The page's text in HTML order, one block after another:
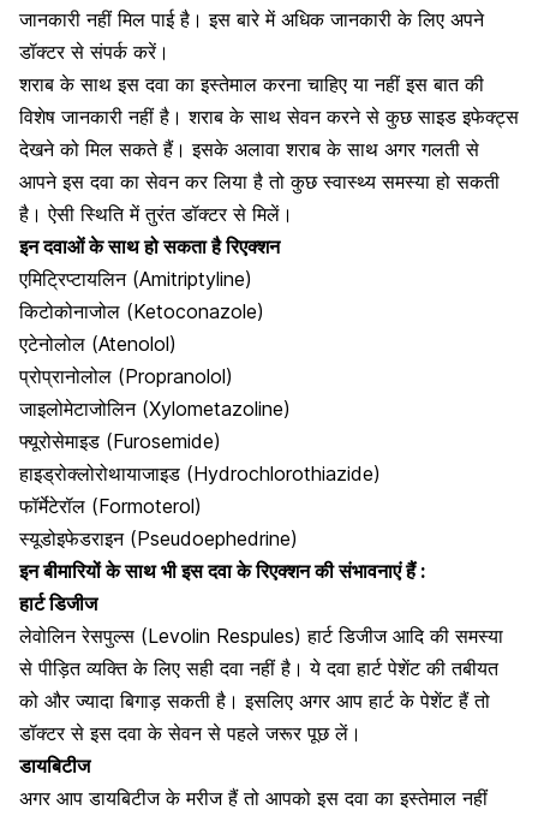
जानकारी नहीं मिल पाई है। इस बारे में अधिक जानकारी के लिए अपने
डॉक्टर से संपर्क करें।
शराब के साथ इस दवा का इस्तेमालकरना चाहिए या नहीं इस बात की
विशेष जानकारी नहीं है। शराब के साथ सेवन करने से कुछ साइड इफेक्ट्स
देखने को मिल सकते हैं। इसके अलावा शराब के साथ अगर गलती से
आपने इस दवा का सेवन कर लिया है तो कुछ स्वास्थ्य समस्या हो सकती
है। ऐसी स्थिति में तुरंत डॉक्टर से मिलें।
इन दवाओं के साथ हो सकता है रिएक्शन
एमिट्रिप्टायलिन (Amitriptyline)
किटोकोनाजोल (Ketoconazole)
एटेनोलोल (Atenolol)
प्रोप्रानोलोल (Propranolol)
जाइलोमेटाजोलिन (Xylometazoline)
फ्यूरोसेमाइड (Furosemide)
हाइड्रोक्लोरोथायाजाइड (Hydrochlorothiazide)
फॉर्मेटेरॉल (Formoterol)
स्यूडोइफेडराइन (Pseudoephedrine)
इन बीमारियों के साथ भी इस दवा के रिएक्शन की संभावनाएं हैं :
हार्ट डिजीज
लेवोलिन रेसपुल्स (Levolin Respules)हार्ट डिजीजआदि की समस्या
से पीड़ित व्यक्ति के लिए सही दवा नहीं है। ये दवा हार्ट पेशेंट की तबीयत
को और ज्यादा बिगाड़ सकती है। इसलिए अगर आप हार्ट के पेशेंट हैं तो
डॉक्टर से इस दवा के सेवन से पहले जरूर पूछ लें।
डायबिटीज
अगर आपडायबिटीजके मरीज हैं तो आपको इस दवा का इस्तेमाल नहीं